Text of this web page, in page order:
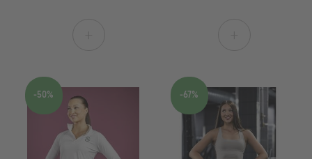
-50% -67%